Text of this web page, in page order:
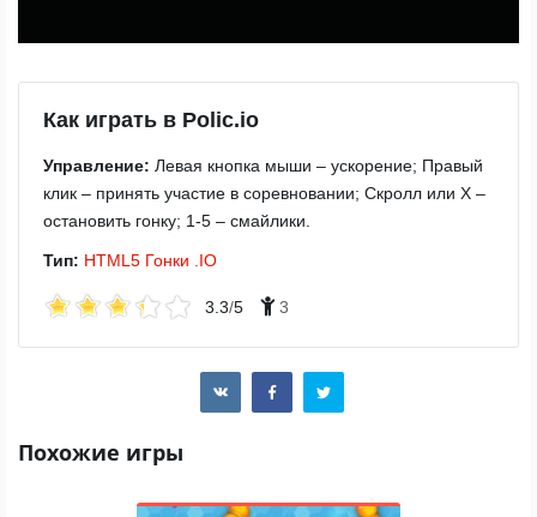
Как играть в Polic.io
Управление: Левая кнопка мыши – ускорение; Правый
клик – принять участие в соревновании; Скролл или X –
остановить гонку; 1-5 – смайлики.
Тип: HTML5 Гонки .IO
3.3/5 3
Похожие игры